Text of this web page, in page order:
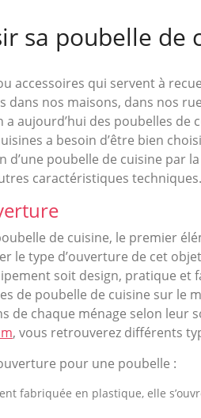
sa poubelle de
accessoires qui servent à
nos maisons, dans nos
aujourd’hui des poubelles de
a besoin d’être bien
d’une poubelle de cuisine par
caractéristiques techniques.
de cuisine, le premier
le type d’ouverture de cet
soit design, pratique et
de poubelle de cuisine sur le
de chaque ménage selon leur
, vous retrouverez différents
pour une poubelle :
fabriquée en plastique, elle